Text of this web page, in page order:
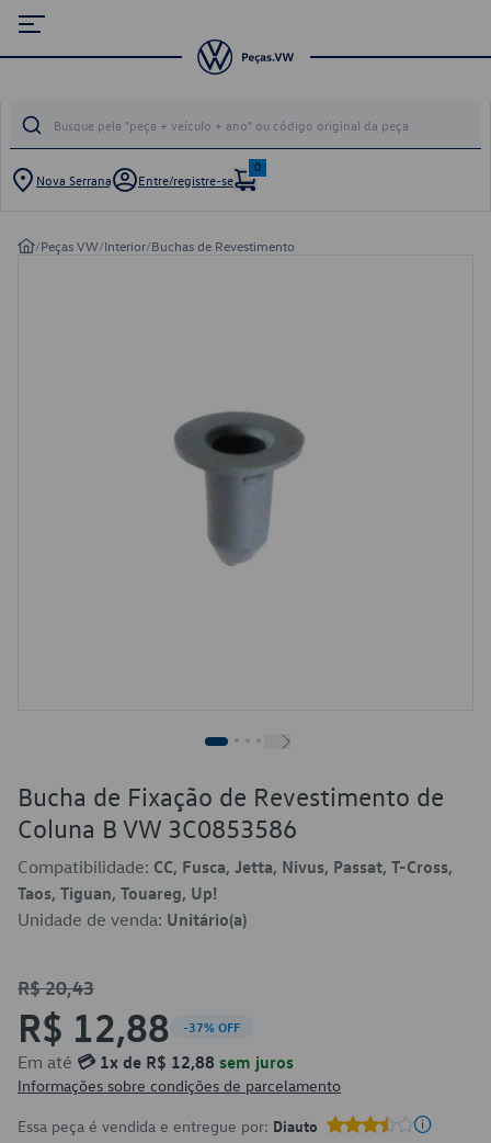
Nova Serrana Entre/registre-se
0
/Peças VW/Interior/Buchas de Revestimento
Bucha de Fixação de Revestimento de
Coluna B VW 3C0853586
Compatibilidade: CC, Fusca, Jetta, Nivus, Passat, T-Cross,
Taos, Tiguan, Touareg, Up!
Unidade de venda: Unitário(a)
R$ 20,43
R$ 12,88 -37% OFF
Em até 💳 1x de R$ 12,88 sem juros
Informações sobre condições de parcelamento
Essa peça é vendida e entregue por: Diauto